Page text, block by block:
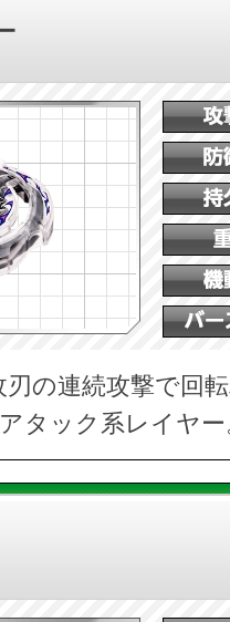
の連続攻撃で回
タック系レイヤー